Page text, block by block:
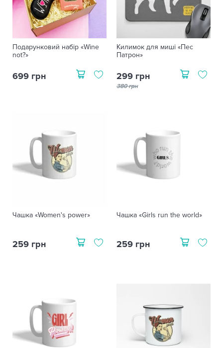
Подарунковий набір «Wine
not?»
699 грн
Килимок для миші «Пес
Патрон»
299 грн
380 грн
Чашка «Women's power»
259 грн
Чашка «Girls run the world»
259 грн